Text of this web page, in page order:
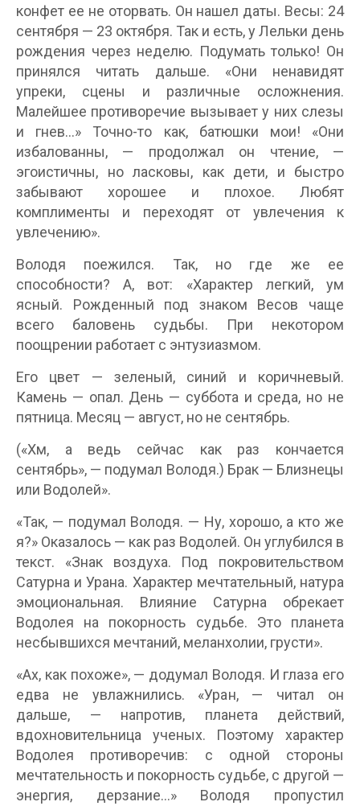
конфет ее не оторвать. Он нашел даты. Весы: 24
сентября — 23 октября. Так и есть, у Лельки день
рождения через неделю. Подумать только! Он
принялся читать дальше. «Они ненавидят
упреки, сцены и различные осложнения.
Малейшее противоречие вызывает у них слезы
и гнев…» Точно-то как, батюшки мои! «Они
избалованны, — продолжал он чтение, —
эгоистичны, но ласковы, как дети, и быстро
забывают хорошее и плохое. Любят
комплименты и переходят от увлечения к
увлечению».
Володя поежился. Так, но где же ее
способности? А, вот: «Характер легкий, ум
ясный. Рожденный под знаком Весов чаще
всего баловень судьбы. При некотором
поощрении работает с энтузиазмом.
Его цвет — зеленый, синий и коричневый.
Камень — опал. День — суббота и среда, но не
пятница. Месяц — август, но не сентябрь.
(«Хм, а ведь сейчас как раз кончается
сентябрь», — подумал Володя.) Брак — Близнецы
или Водолей».
«Так, — подумал Володя. — Ну, хорошо, а кто же
я?» Оказалось — как раз Водолей. Он углубился в
текст. «Знак воздуха. Под покровительством
Сатурна и Урана. Характер мечтательный, натура
эмоциональная. Влияние Сатурна обрекает
Водолея на покорность судьбе. Это планета
несбывшихся мечтаний, меланхолии, грусти».
«Ах, как похоже», — додумал Володя. И глаза его
едва не увлажнились. «Уран, — читал он
дальше, — напротив, планета действий,
вдохновительница ученых. Поэтому характер
Водолея противоречив: с одной стороны
мечтательность и покорность судьбе, с другой —
энергия, дерзание…» Володя пропустил